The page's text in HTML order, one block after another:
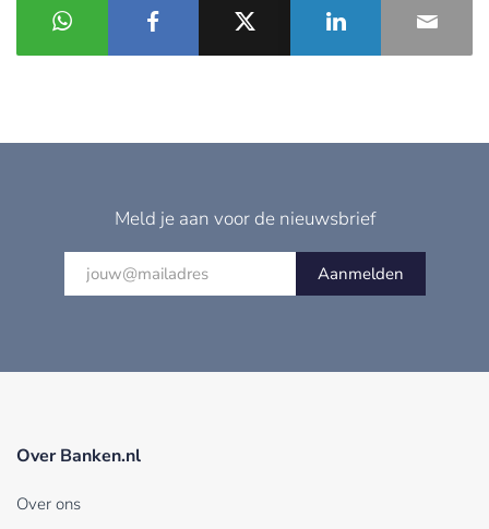
Meld je aan voor de nieuwsbrief
Aanmelden
Over Banken.nl
Over ons